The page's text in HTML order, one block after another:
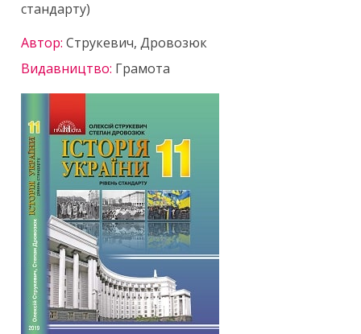
стандарту)
Автор: Струкевич, Дровозюк
Видавництво: Грамота